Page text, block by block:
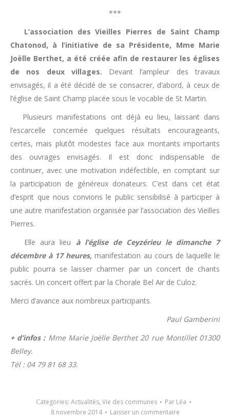
***
L’association des Vieilles Pierres de Saint Champ
Chatonod, à l’initiative de sa Présidente, Mme Marie
Joëlle Berthet, a été créée afin de restaurer les églises
de nos deux villages. Devant l’ampleur des travaux
envisagés, il a été décidé de se consacrer, d’abord, à ceux de
l’église de Saint Champ placée sous le vocable de St Martin.
Plusieurs manifestations ont déjà eu lieu, laissant dans
l’escarcelle concernée quelques résultats encourageants,
certes, mais plutôt modestes face aux montants importants
des ouvrages envisagés. Il est donc indispensable de
continuer, avec une motivation indéfectible, en comptant sur
la participation de généreux donateurs. C’est dans cet état
d’esprit que nous convions le public sensibilisé à participer à
une autre manifestation organisée par l’association des Vieilles
Pierres.
Elle aura lieu à l’église de Ceyzérieu le dimanche 7
décembre à 17 heures, manifestation au cours de laquelle le
public pourra se laisser charmer par un concert de chants
sacrés. Un concert offert par la Chorale Bel Air de Culoz.
Merci d’avance aux nombreux participants.
Paul Gamberini
+ d’infos :Mme Marie Joëlle Berthet 20 rue Montillet 01300
Belley.
Tél : 04 79 81 68 33.
Categories: Actualités, Vie des communes Par Léa
8 novembre 2014
Laisser un commentaire